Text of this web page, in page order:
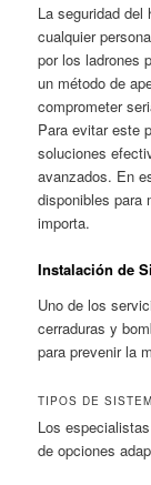
La seguridad del
cualquier
por los ladrones
un método de
comprometer
Para evitar este
soluciones
avanzados. En
disponibles para
importa.
Instalación de
Uno de los
cerraduras y
para prevenir la
TIPOS DE
Los
de opciones